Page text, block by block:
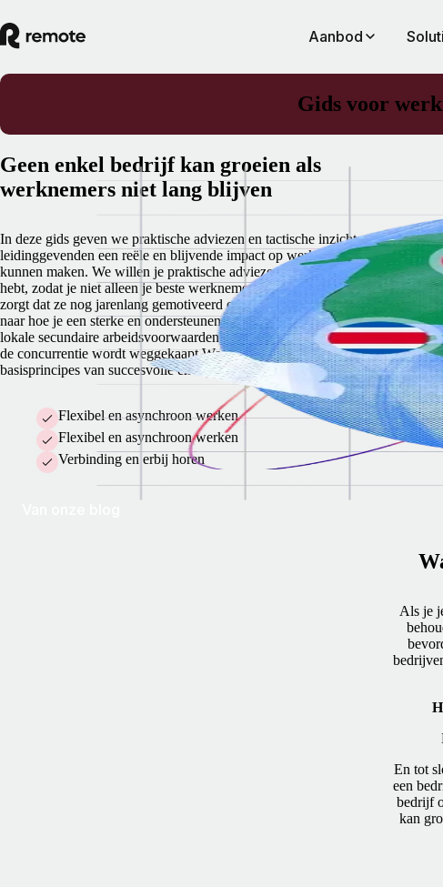
Aanbod
Gids voor
Geen enkel bedrijf kan groeien als
werknemers niet lang blijven
In deze gids geven we praktische adviezen en tactische inzichten waarmee
leidinggevenden een reële en blijvende impact op werknemersbehoud
kunnen maken. We willen je praktische adviezen geven waar je iets aan
hebt, zodat je niet alleen je beste werknemers behoudt, maar er ook voor
zorgt dat ze nog jarenlang gemotiveerd en productief blijven. We kijken
naar hoe je een sterke en ondersteunende remote werkcultuur creëert met
lokale secundaire arbeidsvoorwaarden waarmee je voorkomt dat talent door
de concurrentie wordt weggekaapt.We laten je ook kennismaken met de
basisprincipes van succesvolle en duurzame remote teams:
Flexibel en asynchroon werken
Flexibel en asynchroon werken
Verbinding en erbij horen
Als je
En tot
een
bedrijf
kan